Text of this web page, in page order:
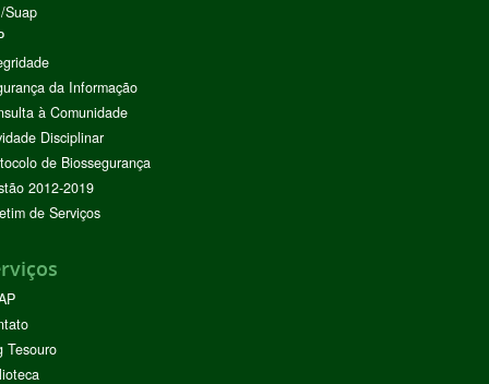
Suap
da Informação
à Comunidade
Disciplinar
de Biossegurança
2012-2019
de Serviços
Tesouro